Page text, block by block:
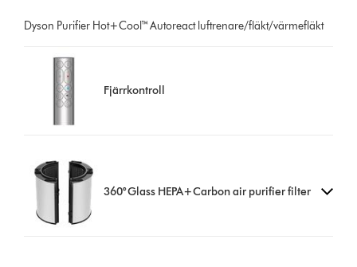
Dyson Purifier Hot+Cool™ Autoreact luftrenare/fläkt/värmefläkt
Fjärrkontroll
360° Glass HEPA+Carbon air purifier filter